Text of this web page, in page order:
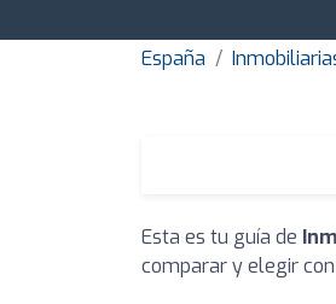
España
Esta es tu guía de
comparar y elegir